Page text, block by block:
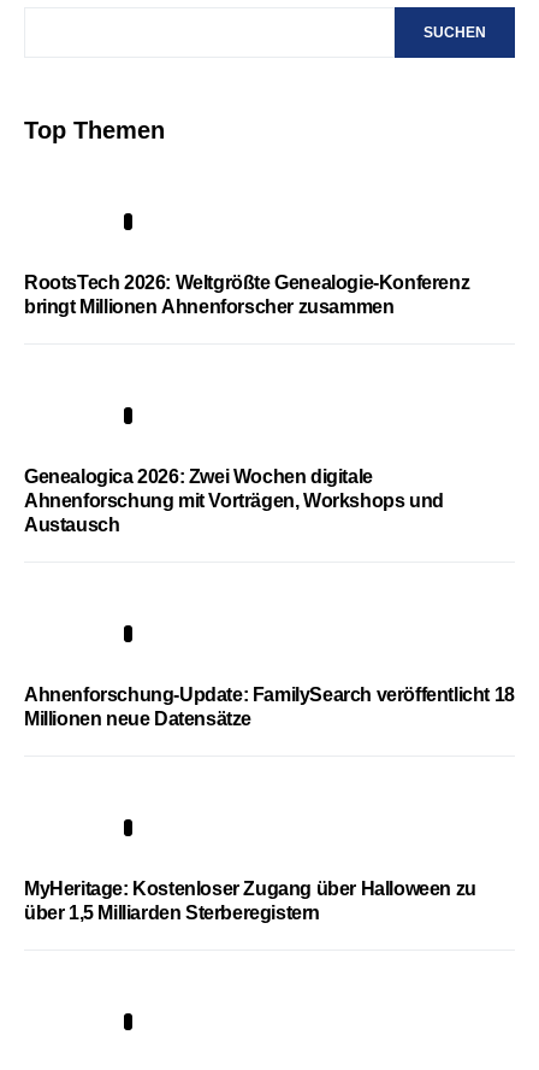
SUCHEN
Top Themen
RootsTech 2026: Weltgrößte Genealogie-Konferenz
bringt Millionen Ahnenforscher zusammen
Genealogica 2026: Zwei Wochen digitale
Ahnenforschung mit Vorträgen, Workshops und
Austausch
Ahnenforschung-Update: FamilySearch veröffentlicht 18
Millionen neue Datensätze
MyHeritage: Kostenloser Zugang über Halloween zu
über 1,5 Milliarden Sterberegistern